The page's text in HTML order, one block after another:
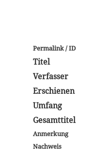
Permalink / ID
Titel
Verfasser
Erschienen
Umfang
Gesamttitel
Anmerkung
Nachweis